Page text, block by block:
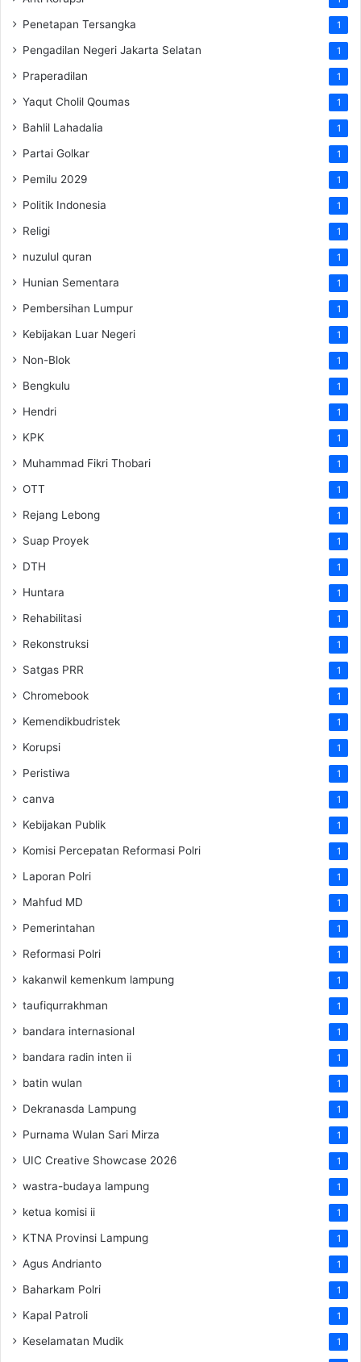
Penetapan Tersangka 1
Pengadilan Negeri Jakarta Selatan 1
Praperadilan 1
Yaqut Cholil Qoumas 1
Bahlil Lahadalia 1
Partai Golkar 1
Pemilu 2029 1
Politik Indonesia 1
Religi 1
nuzulul quran 1
Hunian Sementara 1
Pembersihan Lumpur 1
Kebijakan Luar Negeri 1
Non-Blok 1
Bengkulu 1
Hendri 1
KPK 1
Muhammad Fikri Thobari 1
OTT 1
Rejang Lebong 1
Suap Proyek 1
DTH 1
Huntara 1
Rehabilitasi 1
Rekonstruksi 1
Satgas PRR 1
Chromebook 1
Kemendikbudristek 1
Korupsi 1
Peristiwa 1
canva 1
Kebijakan Publik 1
Komisi Percepatan Reformasi Polri 1
Laporan Polri 1
Mahfud MD 1
Pemerintahan 1
Reformasi Polri 1
kakanwil kemenkum lampung 1
taufiqurrakhman 1
bandara internasional 1
bandara radin inten ii 1
batin wulan 1
Dekranasda Lampung 1
Purnama Wulan Sari Mirza 1
UIC Creative Showcase 2026 1
wastra-budaya lampung 1
ketua komisi ii 1
KTNA Provinsi Lampung 1
Agus Andrianto 1
Baharkam Polri 1
Kapal Patroli 1
Keselamatan Mudik 1